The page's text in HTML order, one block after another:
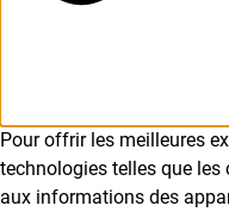
Pour offrir les meilleures
technologies telles que
aux informations des